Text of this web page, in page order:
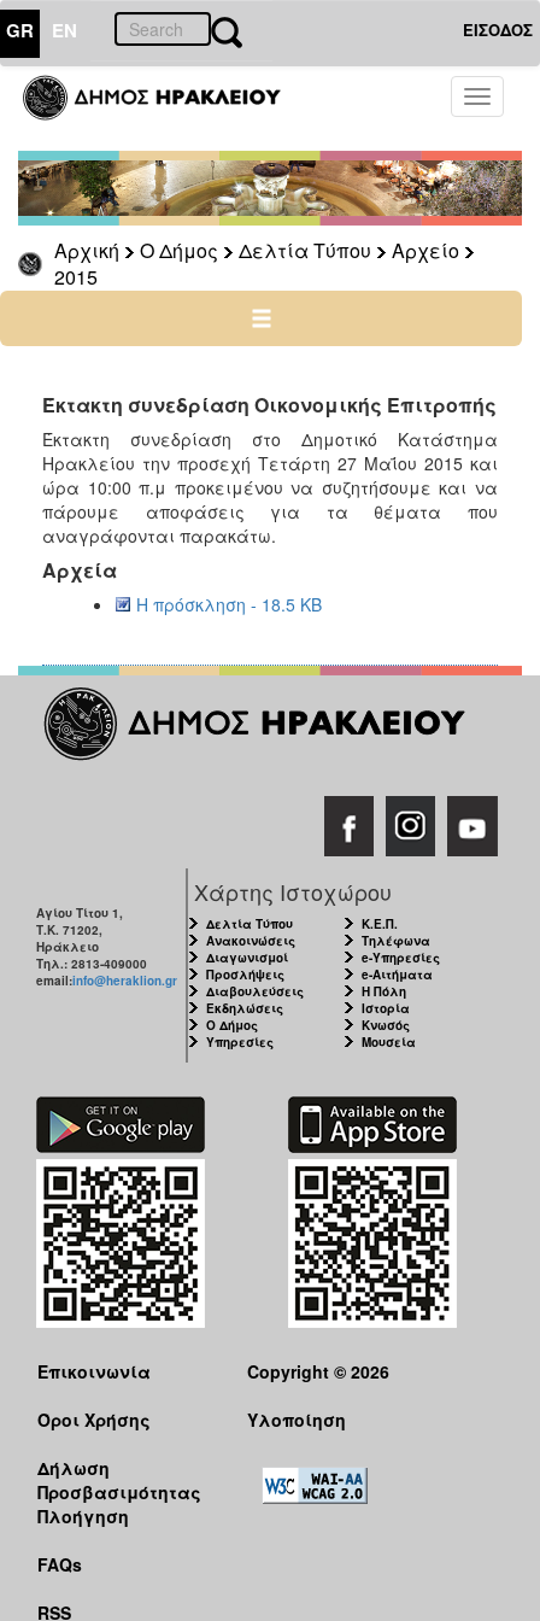
GR EN ΕΙΣΟΔΟΣ
Toggle
Αρχική Ο Δήμος Δελτία Τύπου
Αρχείο
2015
ΔΗΜΟΣ
Δελτία
Τύπου
Αρχείο
2026
2025
2022
2021
2020
2019
2018
2017
2016
2013
2012
2011
ΤΟΠΟΣ
ΜΑΣ
ΑΝΘΕΚΤΙΚΗ
Έκτακτη συνεδρίαση Οικονομικής Επιτροπής
Έκτακτη συνεδρίαση στο Δημοτικό Κατάστημα
Ηρακλείου την προσεχή Τετάρτη 27 Μαΐου 2015 και
ώρα 10:00 π.μ προκειμένου να συζητήσουμε και να
πάρουμε αποφάσεις για τα θέματα που
αναγράφονται παρακάτω.
Αρχεία
Η πρόσκληση - 18.5 KB
Αγίου Τίτου 1,
Τ.Κ. 71202,
Ηράκλειο
Τηλ.: 2813-409000
email:info@heraklion.gr
Χάρτης Ιστοχώρου
Δελτία Τύπου
Ανακοινώσεις
Διαγωνισμοί
Προσλήψεις
Διαβουλεύσεις
Εκδηλώσεις
Ο Δήμος
Υπηρεσίες
Κ.Ε.Π.
Τηλέφωνα
e-Υπηρεσίες
e-Αιτήματα
Η Πόλη
Ιστορία
Κνωσός
Μουσεία
Επικοινωνία
Όροι Χρήσης
Δήλωση
Προσβασιμότητας
Πλοήγηση
FAQs
RSS
Copyright © 2026
Υλοποίηση